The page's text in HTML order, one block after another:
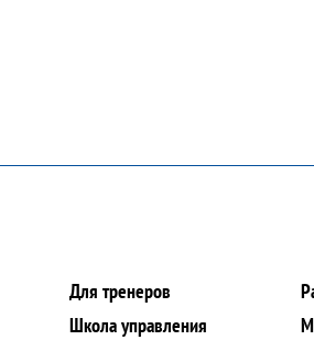
Для тренеров
Школа управления